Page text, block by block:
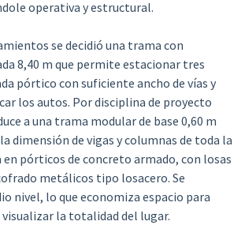
operativa y estructural.
se decidió una trama con
8,40 m que permite estacionar tres
pórtico con suficiente ancho de vías y
los autos. Por disciplina de proyecto
a una trama modular de base 0,60 m
dimensión de vigas y columnas de toda la
pórticos de concreto armado, con losas
metálicos tipo losacero. Se
nivel, lo que economiza espacio para
la totalidad del lugar.